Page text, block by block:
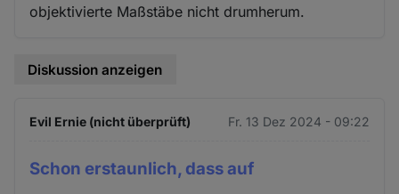
objektivierte Maßstäbe nicht drumherum.
Diskussion anzeigen
Evil Ernie (nicht überprüft) Fr. 13 Dez 2024 - 09:22
Schon erstaunlich, dass auf